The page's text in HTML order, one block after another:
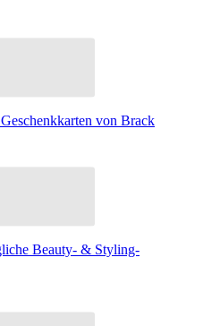
von Brack
Beauty- & Styling-